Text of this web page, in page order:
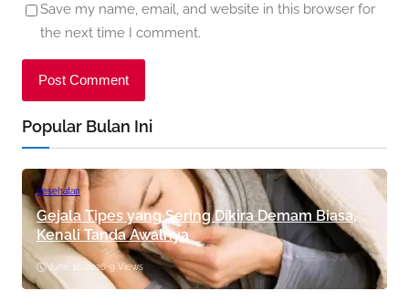
Save my name, email, and website in this browser for
the next time I comment.
Popular Bulan Ini
Kesehatan
Gejala Tipes yang Sering Dikira Demam Biasa,
Kenali Tanda Awalnya
June 16, 2026•9 Views